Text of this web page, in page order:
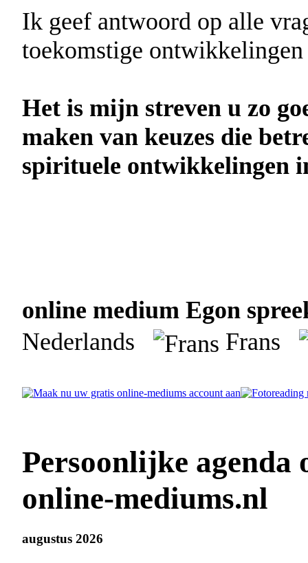
Ik geef antwoord op alle
toekomstige
Het is mijn streven u zo
maken van keuzes die
spirituele ontwikkelingen
online medium Egon
Nederlands
Frans
Persoonlijke agenda
online-mediums.nl
augustus 2026